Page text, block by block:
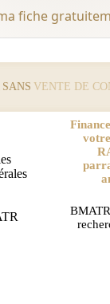
fiche
VENTE DE